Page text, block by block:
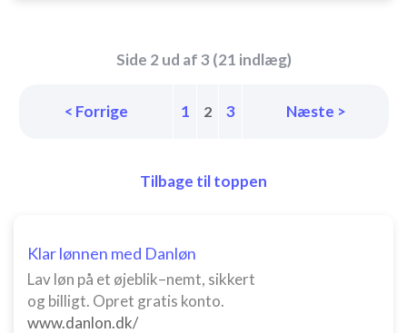
Side 2 ud af 3 (21 indlæg)
< Forrige 1 2 3 Næste >
Tilbage til toppen
Klar lønnen med Danløn
Lav løn på et øjeblik–nemt, sikkert
og billigt. Opret gratis konto.
www.danlon.dk/